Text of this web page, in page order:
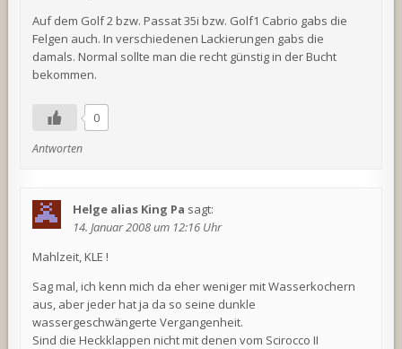
Auf dem Golf 2 bzw. Passat 35i bzw. Golf1 Cabrio gabs die
Felgen auch. In verschiedenen Lackierungen gabs die
damals. Normal sollte man die recht günstig in der Bucht
bekommen.
0
Antworten
Helge alias King Pa sagt:
14. Januar 2008 um 12:16 Uhr
Mahlzeit, KLE !
Sag mal, ich kenn mich da eher weniger mit Wasserkochern
aus, aber jeder hat ja da so seine dunkle
wassergeschwängerte Vergangenheit.
Sind die Heckklappen nicht mit denen vom Scirocco II